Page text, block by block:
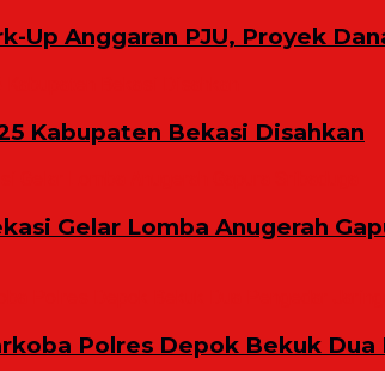
Up Anggaran PJU, Proyek
Kabupaten Bekasi Disahkan
Gelar Lomba Anugerah
Polres Depok Bekuk